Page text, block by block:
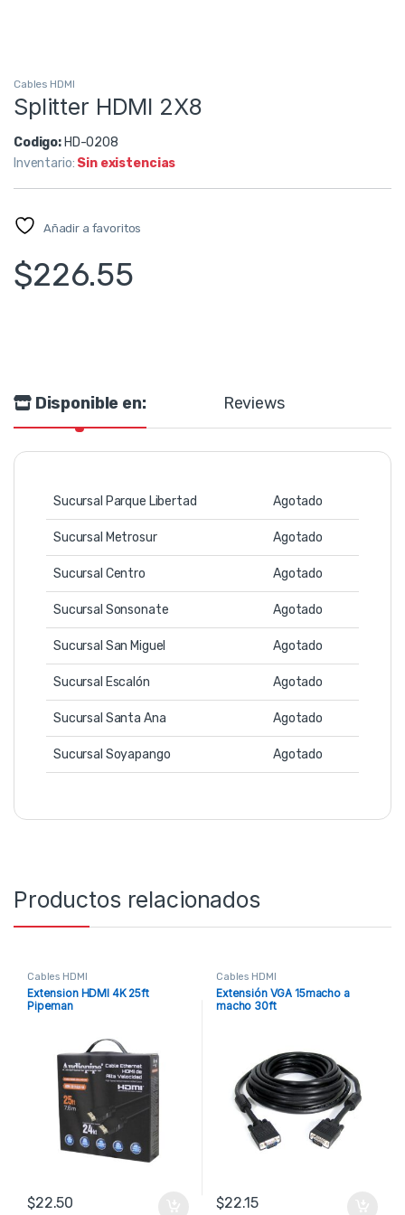
Cables HDMI
Splitter HDMI 2X8
Codigo: HD-0208
Inventario: Sin existencias
Añadir a favoritos
$226.55
Disponible en: Reviews
Sucursal Parque Libertad Agotado
Sucursal Metrosur Agotado
Sucursal Centro Agotado
Sucursal Sonsonate Agotado
Sucursal San Miguel Agotado
Sucursal Escalón Agotado
Sucursal Santa Ana Agotado
Sucursal Soyapango Agotado
Productos relacionados
Cables HDMI
Extension HDMI 4K 25ft
Pipeman
$22.50
Cables HDMI
Extensión VGA 15macho a
macho 30ft
$22.15